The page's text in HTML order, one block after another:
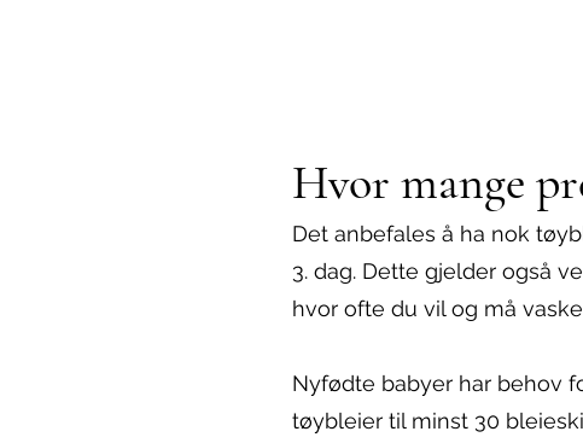
Hvor mange
Det anbefales å ha nok
3. dag. Dette gjelder også
hvor ofte du vil og må
Nyfødte babyer har behov
tøybleier til minst 30